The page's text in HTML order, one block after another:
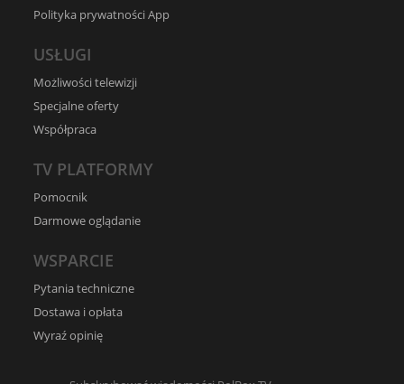
Polityka prywatności App
USŁUGI
Możliwości telewizji
Specjalne oferty
Współpraca
TV PLATFORMY
Pomocnik
Darmowe oglądanie
WSPARCIE
Pytania techniczne
Dostawa i opłata
Wyraź opinię